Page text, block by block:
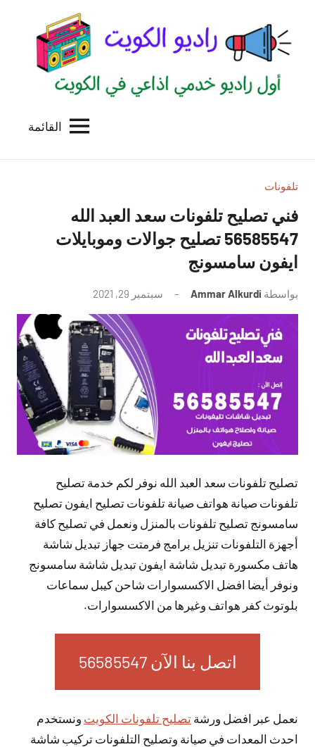
المحتوى
الكويت
للاعلانات
بالكويت
القائمة
تلفونات
فني تصليح تلفونات سعد العبد الله
56585547 تصليح جوالات وموبايلات
ايفون سامسونج
بواسطة Ammar Alkurdi سبتمبر 29, 2021
توجد
تعليقات
تصليح تلفونات سعد العبد الله نوفر لكم خدمة تصليح
تلفونات صيانة هواتف صيانة تلفونات تصليح ايفون تصليح
سامسونج تصليح تلفونات بالمنزل ونعمل في تصليح كافة
أجهزة التلفونات تنزيل برامج فرمتت جهاز تبديل شاشة
هاتف مكسورة تبديل شاشة ايفون تبديل شاشة سامسونج
ونوفر أيضا افضل الاكسسوارات شاحن كيبل سماعات
بلوتوث كفر هواتف وغيرها من الاكسسوارات.
اتصل بنا الآن 56585547
نعمل عبر افضل ورشة تصليح تلفونات الكويت ونستخدم
احدث المعدات في صيانة وتصليح التلفونات تركيب شاشة